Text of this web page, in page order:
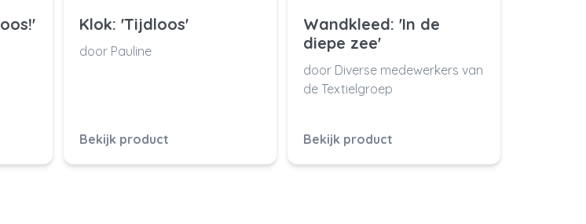
Klok: 'Tijdloos'
door Pauline
Bekijk product
Wandkleed: 'In de
diepe zee'
door Diverse medewerkers van
de Textielgroep
Bekijk product